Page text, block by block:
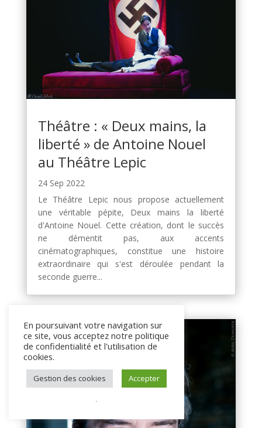
Théâtre : « Deux mains, la
liberté » de Antoine Nouel
au Théâtre Lepic
24 Sep 2022
Le Théâtre Lepic nous propose actuellement
une véritable pépite, Deux mains la liberté
d'Antoine Nouel. Cette création, dont le succès
ne démentit pas, aux accents
cinématographiques, constitue une histoire
extraordinaire qui s'est déroulée pendant la
seconde guerre...
En poursuivant votre navigation sur
ce site, vous acceptez notre politique
de confidentialité et l'utilisation de
cookies.
Gestion des cookies Accepter
.